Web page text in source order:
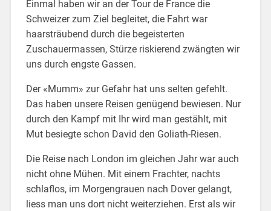
Einmal haben wir an der Tour de France die
Schweizer zum Ziel begleitet, die Fahrt war
haarsträubend durch die begeisterten
Zuschauermassen, Stürze riskierend zwängten wir
uns durch engste Gassen.
Der «Mumm» zur Gefahr hat uns selten gefehlt.
Das haben unsere Reisen genügend bewiesen. Nur
durch den Kampf mit Ihr wird man gestählt, mit
Mut besiegte schon David den Goliath-Riesen.
Die Reise nach London im gleichen Jahr war auch
nicht ohne Mühen. Mit einem Frachter, nachts
schlaflos, im Morgengrauen nach Dover gelangt,
liess man uns dort nicht weiterziehen. Erst als wir